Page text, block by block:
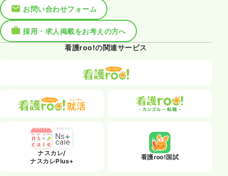
お問い合わせフォーム
採用・求人掲載をお考えの方へ
看護roo!の関連サービス
ナスカレ/
ナスカレPlus+
看護roo!国試